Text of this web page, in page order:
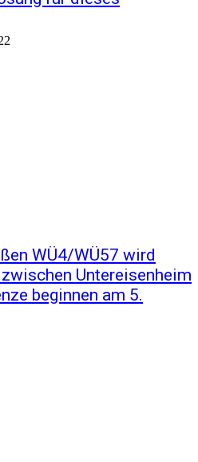
WÜ4/WÜ57 wird
Untereisenheim
beginnen am 5.